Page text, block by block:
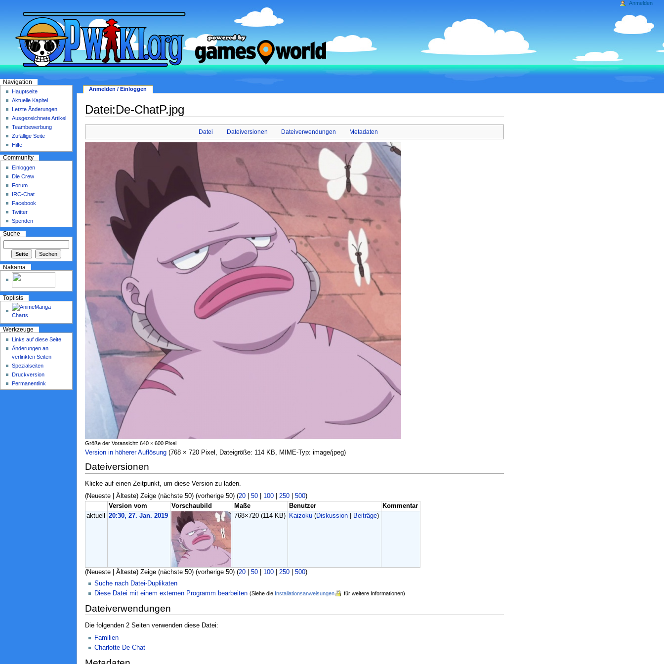
Datei:De-ChatP.jpg
Datei Dateiversionen Dateiverwendungen Metadaten
Größe der Voransicht: 640 × 600 Pixel
Version in höherer Auflösung‎ (768 × 720 Pixel, Dateigröße: 114 KB, MIME-Typ: image/jpeg)
Dateiversionen
Klicke auf einen Zeitpunkt, um diese Version zu laden.
(Neueste | Älteste) Zeige (nächste 50) (vorherige 50) (20| 50| 100| 250| 500)
Version vom
Vorschaubild Maße Benutzer
Kommentar
aktuell
20:30, 27. Jan. 2019 768×720(114 KB) Kaizoku (Diskussion Beiträge)
(Neueste | Älteste) Zeige (nächste 50) (vorherige 50) (20| 50| 100| 250| 500)
Suche nach Datei-Duplikaten
Diese Datei mit einem externen Programm bearbeiten (Siehe die Installationsanweisungen für weitere Informationen)
Dateiverwendungen
Die folgenden 2 Seiten verwenden diese Datei:
Familien
Charlotte De-Chat
Anmelden / Einloggen
Anmelden
Navigation
Hauptseite
Aktuelle Kapitel
Letzte Änderungen
Ausgezeichnete Artikel
Teambewerbung
Zufällige Seite
Hilfe
Community
Einloggen
Die Crew
Forum
IRC-Chat
Facebook
Twitter
Spenden
Suche
Nakama
Toplists
Werkzeuge
Links auf diese Seite
Änderungen an
verlinkten Seiten
Spezialseiten
Druckversion
Permanentlink